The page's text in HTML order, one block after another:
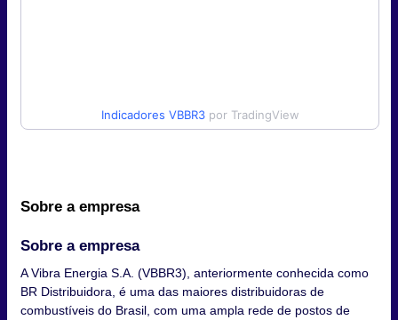
Indicadores VBBR3 por TradingView
Sobre a empresa
Sobre a empresa
A Vibra Energia S.A. (VBBR3), anteriormente conhecida como
BR Distribuidora, é uma das maiores distribuidoras de
combustíveis do Brasil, com uma ampla rede de postos de